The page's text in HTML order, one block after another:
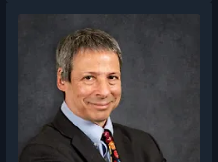
где получил степень бакалавра с отличием по
математике. Докторскую степень по
математике он защитил в Университете Техаса
в Остине. Профессор Бургер получил
множество преподавательских наград и похв